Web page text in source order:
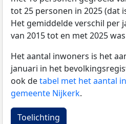
tot 25 personen in 2025 (dat
Het gemiddelde verschil per
van 2015 tot en met 2025
Het aantal inwoners is het
januari in het
ook detabel met het aantal
gemeente Nijkerk.
Toelichting